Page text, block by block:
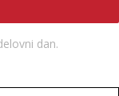
dan.